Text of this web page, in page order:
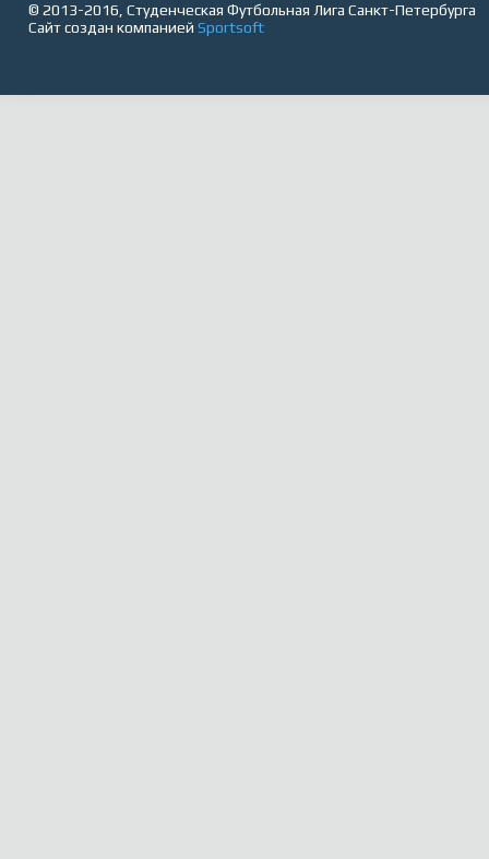
© 2013-2016, Студенческая Футбольная Лига Санкт-Петербурга
Сайт создан компанией Sportsoft